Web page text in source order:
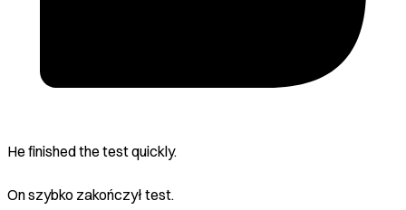
He finished the test quickly.
On szybko zakończył test.